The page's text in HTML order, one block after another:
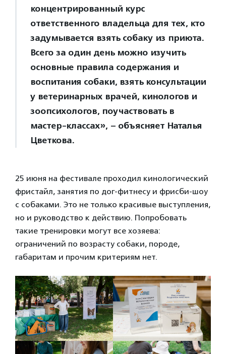
концентрированный курс
ответственного владельца для тех, кто
задумывается взять собаку из приюта.
Всего за один день можно изучить
основные правила содержания и
воспитания собаки, взять консультации
у ветеринарных врачей, кинологов и
зоопсихологов, поучаствовать в
мастер-классах», – объясняет Наталья
Цветкова.
25 июня на фестивале проходил кинологический
фристайл, занятия по дог-фитнесу и фрисби-шоу
с собаками. Это не только красивые выступления,
но и руководство к действию. Попробовать
такие тренировки могут все хозяева:
ограничений по возрасту собаки, породе,
габаритам и прочим критериям нет.